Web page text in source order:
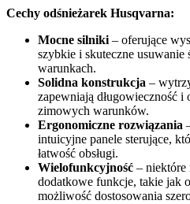
Cechy odśnieżarek Husqvarna:
Mocne silniki– oferujące
szybkie i skuteczne
warunkach.
Solidna konstrukcja –
zapewniają długowieczność i
zimowych warunków.
Ergonomiczne rozwiązania
intuicyjne panele sterujące,
łatwość obsługi.
Wielofunkcyjność – niektóre
dodatkowe funkcje, takie jak
możliwość dostosowania